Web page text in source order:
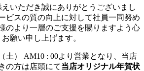
いただき誠にありがとうございまし
ビスの質の向上に対して社員一同努め
のより一層のご支援を賜りますよう心
お願い申し上げます。
土） AM10 : 00より営業となり、当店
の方は店頭にて当店オリジナル年賀状